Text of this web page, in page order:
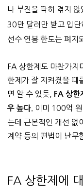
나 부진을 딱히 겪지
30만 달러만 받고 입단
선수 연봉 한도는 폐지
FA 상한제도 마찬가지
한제가 잘 지켜졌을 때
면 알 수 있듯,
FA 상한
우 높다. 이미 100억
는데 근본적인 개선 없
계약 등의 편법이 난무
FA 상한제에